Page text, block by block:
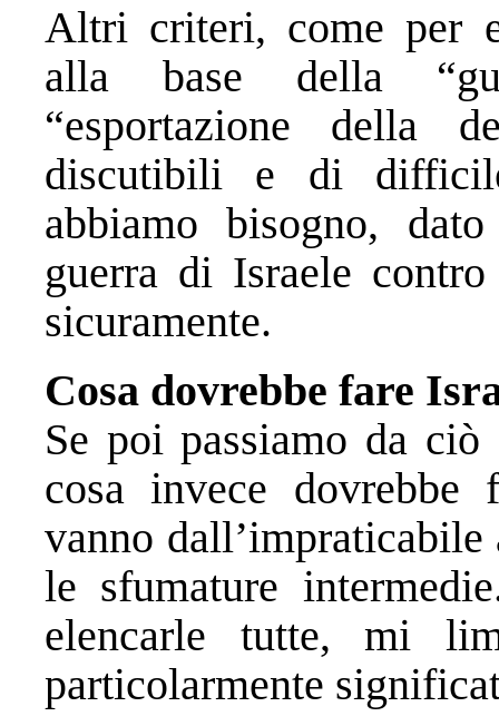
Altri criteri, come per
alla base della
“esportazione della
discutibili e di
abbiamo bisogno,
guerra di Israele
sicuramente.
Cosa dovrebbe fare
Se poi passiamo da
cosa invece
vanno
le sfumature
elencarle tutte, mi
particolarmente